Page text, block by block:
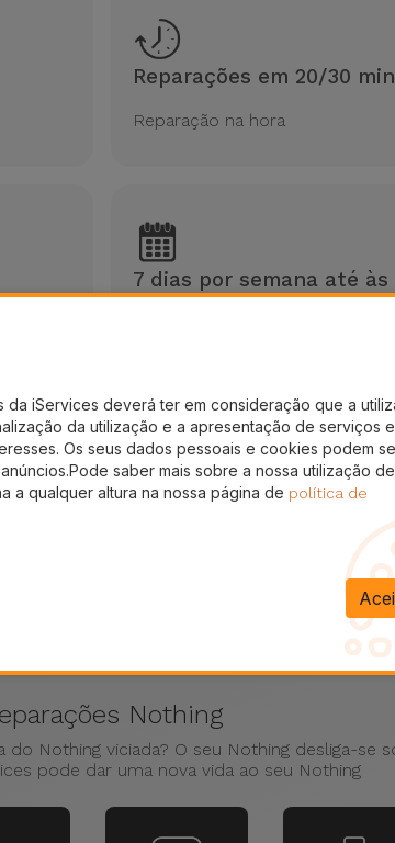
Reparações em 20/30
Reparação na hora
7 dias por semana até às
Nothing
do Nothing viciada? O seu Nothing desliga-se
pode dar uma nova vida ao seu Nothing
iServices deverá ter em consideração que a
da utilização e a apresentação de serviços e
Os seus dados pessoais e cookies podem
saber mais sobre a nossa utilização de
a qualquer altura na nossa página de política de